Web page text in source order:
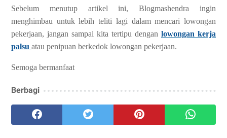
Sebelum menutup artikel ini, Blogmashendra ingin
menghimbau untuk lebih teliti lagi dalam mencari lowongan
pekerjaan, jangan sampai kita tertipu dengan lowongan kerja
palsu atau penipuan berkedok lowongan pekerjaan.
Semoga bermanfaat
Berbagi